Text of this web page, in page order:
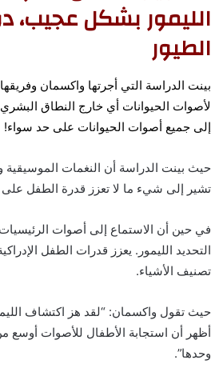
الليمور بشكل عجيب،
الطيور
بينت الدراسة التي أجرتها واكسمان
لأصوات الحيوانات أي خارج النطاق
إلى جميع أصوات الحيوانات على حد سواء!
حيث بينت الدراسة أن النغمات الموسيقية
تشير إلى شيء ما لا تعزز قدرة الطفل
في حين أن الاستماع إلى أصوات
التحديد الليمور. يعزز قدرات الطفل
تصنيف الأشياء.
حيث تقول واكسمان: “لقد هز اكتشاف
أظهر أن استجابة الأطفال للأصوات أوسع
وحدها”.